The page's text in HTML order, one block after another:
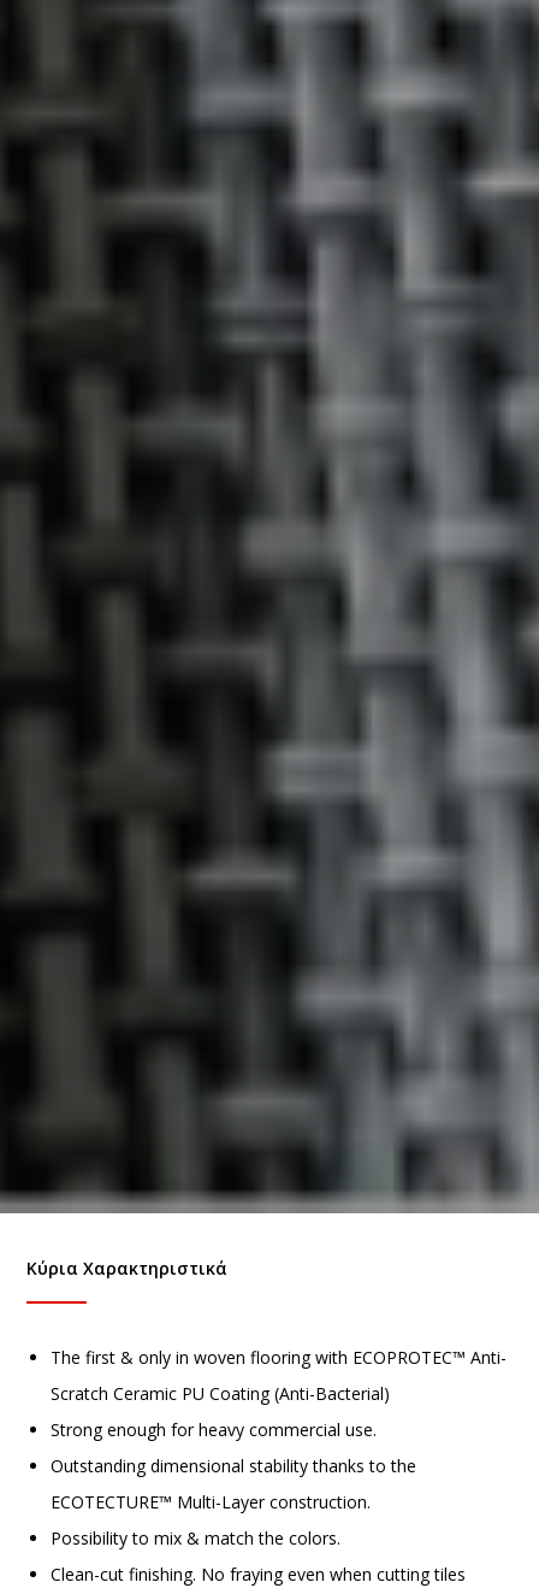
Κύρια Χαρακτηριστικά
The first & only in woven flooring with ECOPROTEC™ Anti-
Scratch Ceramic PU Coating (Anti-Bacterial)
Strong enough for heavy commercial use.
Outstanding dimensional stability thanks to the
ECOTECTURE™ Multi-Layer construction.
Possibility to mix & match the colors.
Clean-cut finishing. No fraying even when cutting tiles